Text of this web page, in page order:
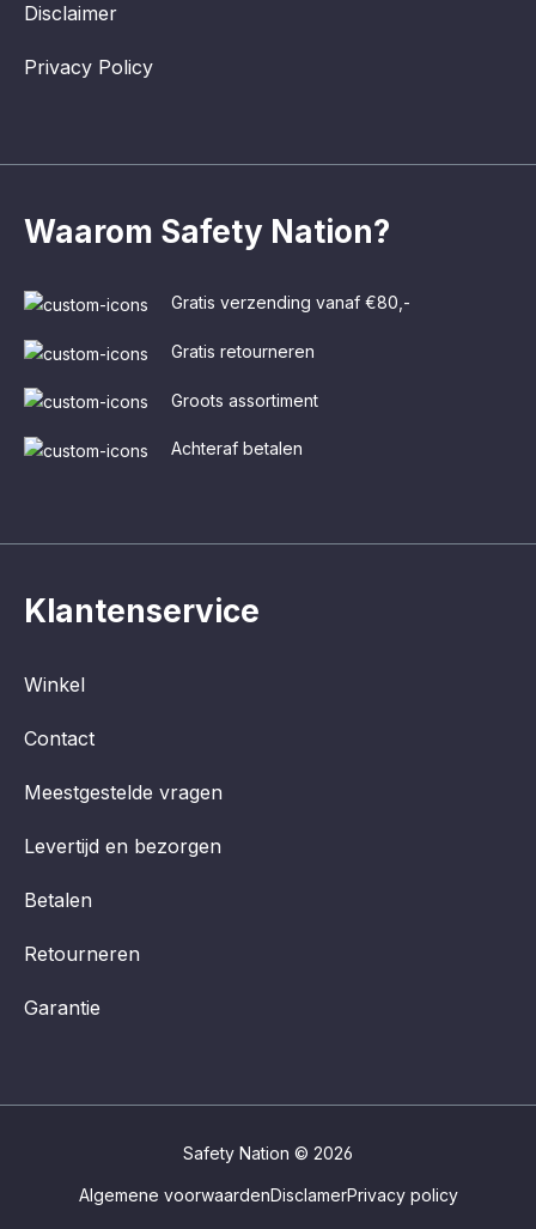
Klantenservice
Winkel
Contact
Meestgestelde vragen
Levertijd en bezorgen
Betalen
Retourneren
Garantie
Waarom Safety Nation?
Gratis verzending vanaf €80,-
Gratis retourneren
Groots assortiment
Achteraf betalen
Disclaimer
Privacy Policy
Safety Nation © 2026
Algemene voorwaardenDisclamerPrivacy policy